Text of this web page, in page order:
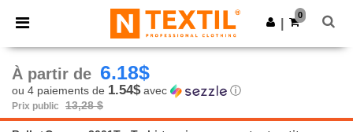
× Appli Ntextil
Meilleurs prix sur l’app !
Obtenir l'appli
0
À partir de 6.18$
ou 4 paiements de 1.54$avec ⓘ
Prix public 13,28 $